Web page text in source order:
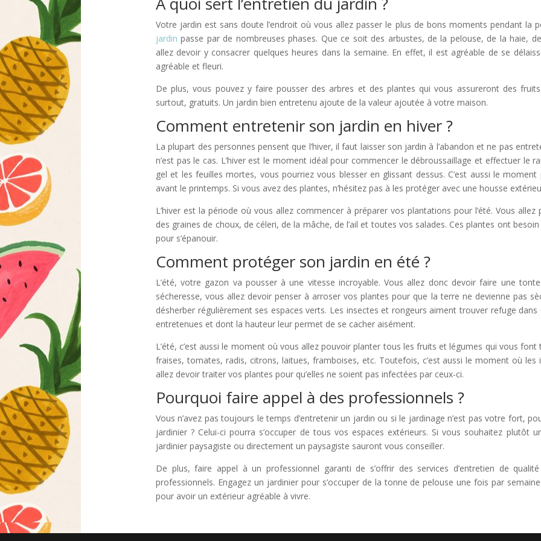
Votre jardin est sans doute l’endroit où vous allez passer le plus de bons moments pendant la
jardinpasse par de nombreuses phases. Que ce soit des arbustes, de la pelouse, de la haie,
allez devoir y consacrer quelques heures dans la semaine. En effet, il est agréable de se
agréable et fleuri.
De plus, vous pouvez y faire pousser des arbres et des plantes qui vous assureront des
surtout, gratuits. Un jardin bien entretenu ajoute de la valeur ajoutée à votre maison.
Comment entretenir son jardin en hiver ?
La plupart des personnes pensent que l’hiver, il faut laisser son jardin à l’abandon et ne pas
n’est pas le cas. L’hiver est le moment idéal pour commencer le débroussaillage et effectuer le
gel et les feuilles mortes, vous pourriez vous blesser en glissant dessus. C’est aussi le
avant le printemps. Si vous avez des plantes, n’hésitez pas à les protéger avec une housse
L’hiver est la période où vous allez commencer à préparer vos plantations pour l’été. Vous
des graines de choux, de céleri, de la mâche, de l’ail et toutes vos salades. Ces plantes ont
pour s’épanouir.
Comment protéger son jardin en été ?
L’été, votre gazon va pousser à une vitesse incroyable. Vous allez donc devoir faire une
sécheresse, vous allez devoir penser à arroser vos plantes pour que la terre ne devienne pas
désherber régulièrement ses espaces verts. Les insectes et rongeurs aiment trouver refuge
entretenues et dont la hauteur leur permet de se cacher aisément.
L’été, c’est aussi le moment où vous allez pouvoir planter tous les fruits et légumes qui vous font
fraises, tomates, radis, citrons, laitues, framboises, etc. Toutefois, c’est aussi le moment où
allez devoir traiter vos plantes pour qu’elles ne soient pas infectées par ceux-ci.
Pourquoi faire appel à des professionnels ?
Vous n’avez pas toujours le temps d’entretenir un jardin ou si le jardinage n’est pas votre fort,
jardinier ? Celui-ci pourra s’occuper de tous vos espaces extérieurs. Si vous souhaitez plutôt
jardinier paysagiste ou directement un paysagiste sauront vous conseiller.
De plus, faire appel à un professionnel garanti de s’offrir des services d’entretien de
professionnels. Engagez un jardinier pour s’occuper de la tonne de pelouse une fois par
pour avoir un extérieur agréable à vivre.